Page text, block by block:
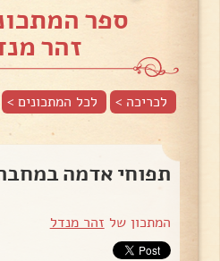
ספר
זהר
לכריכה > לכל המתכונים >
תפוחי אדמה
המתכון של זהר מנדל